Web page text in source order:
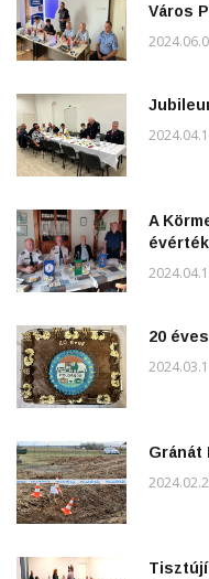
Város
A
20
Gránát